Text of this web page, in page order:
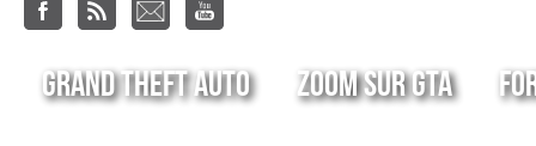
Grand Theft Auto Zoom sur GTA